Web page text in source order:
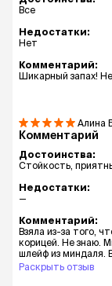
Все
Недостатки:
Нет
Комментарий:
Шикарный запах!
Алина
Комментарий
Достоинства:
Стойкость,
Недостатки:
—
Комментарий:
Взяла из-за того,
корицей. Не знаю.
шлейф из миндаля.
Раскрыть отзыв